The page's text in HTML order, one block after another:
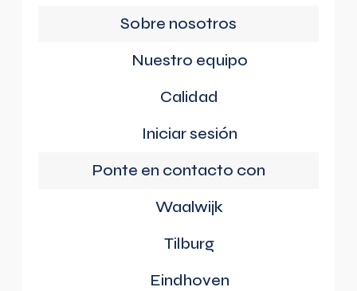
Sobre nosotros
Nuestro equipo
Calidad
Iniciar sesión
Ponte en contacto con
Waalwijk
Tilburg
Eindhoven